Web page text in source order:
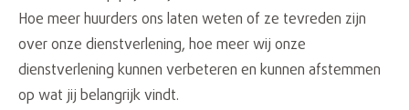
Hoe meer huurders ons laten weten of ze tevreden zijn
over onze dienstverlening, hoe meer wij onze
dienstverlening kunnen verbeteren en kunnen afstemmen
op wat jij belangrijk vindt.